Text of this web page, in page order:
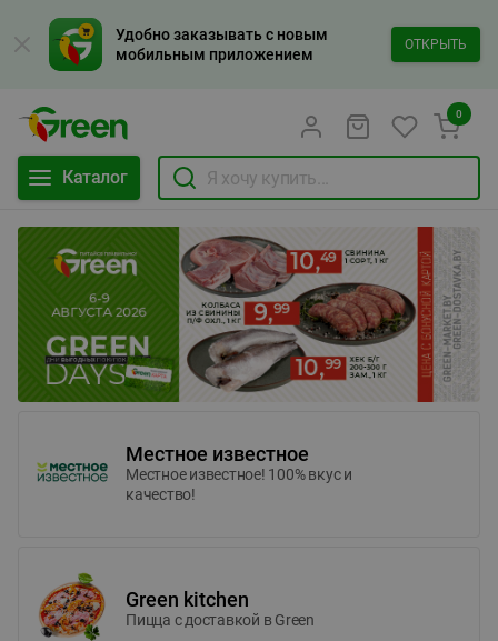
Удобно заказывать с новым
мобильным приложением
ОТКРЫТЬ
Каталог
0
Местное известное
Местное известное! 100% вкус и
качество!
Green kitchen
Пицца c доставкой в Green